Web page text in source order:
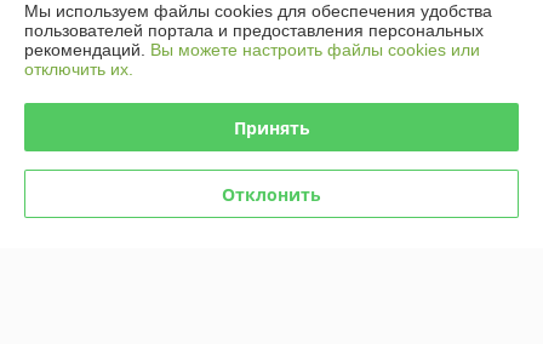
Доставка и оплата
График работы
Политика обработки cookies
Мы используем файлы cookies для обеспечения удобства
пользователей портала и предоставления персональных
рекомендаций. Вы можете настроить файлы cookies или
отключить их.
Принять
Отклонить